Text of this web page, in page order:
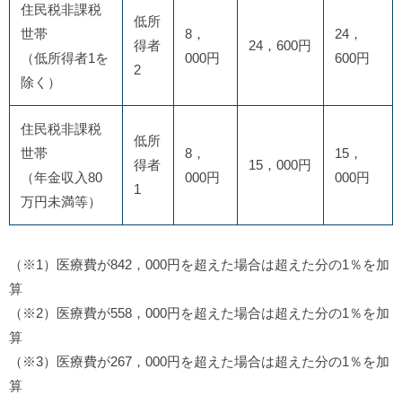
住民税非課税
世帯
（低所得者1を
除く）
低所
得者
2
8，
000円
24，600円
24，
600円
住民税非課税
世帯
（年金収入80
万円未満等）
低所
得者
1
8，
000円
15，000円
15，
000円
（※1）医療費が842，000円を超えた場合は超えた分の1％を加
算
（※2）医療費が558，000円を超えた場合は超えた分の1％を加
算
（※3）医療費が267，000円を超えた場合は超えた分の1％を加
算